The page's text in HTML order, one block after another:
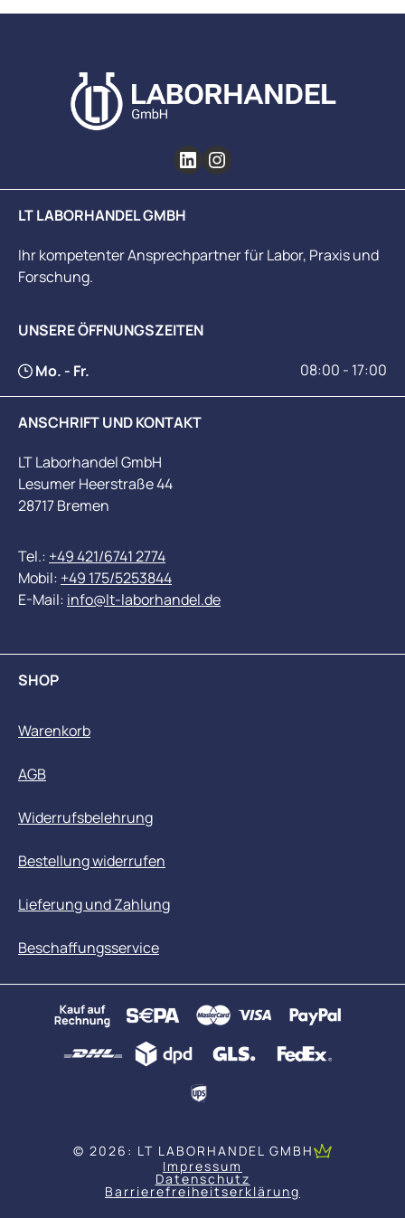
LT LABORHANDEL GMBH
Ihr kompetenter Ansprechpartner für Labor, Praxis und
Forschung.
UNSERE ÖFFNUNGSZEITEN
Mo. - Fr. 08:00 - 17:00
ANSCHRIFT UND KONTAKT
LT Laborhandel GmbH
Lesumer Heerstraße 44
28717 Bremen
Tel.: +49 421/6741 2774
Mobil: +49 175/5253844
E-Mail: info@lt-laborhandel.de
SHOP
Warenkorb
AGB
Widerrufsbelehrung
Bestellung widerrufen
Lieferung und Zahlung
Beschaffungsservice
© 2026: LT LABORHANDEL GMBH
Impressum
Datenschutz
Barrierefreiheitserklärung